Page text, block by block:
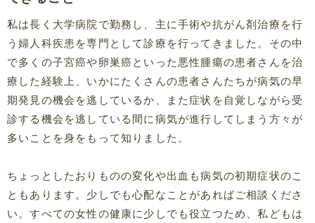
私は長く大学病院で勤務し、主に手術や抗がん剤治療を行
う婦人科疾患を専門として診療を行ってきました。その中
で多くの子宮癌や卵巣癌といった悪性腫瘍の患者さんを治
療した経験上、いかにたくさんの患者さんたちが病気の早
期発見の機会を逃しているか、また症状を自覚しながら受
診する機会を逃している間に病気が進行してしまう方々が
多いことを身をもって知りました。
ちょっとしたおりものの変化や出血も病気の初期症状のこ
ともあります。少しでも心配なことがあればご相談くださ
い。すべての女性の健康に少しでも役立つため、私どもは